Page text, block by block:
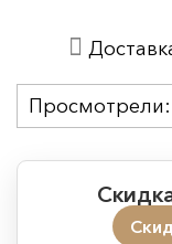
Просмотрели: